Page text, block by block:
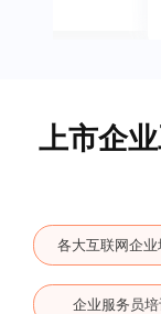
上市企
各大互联网企业
企业服务员